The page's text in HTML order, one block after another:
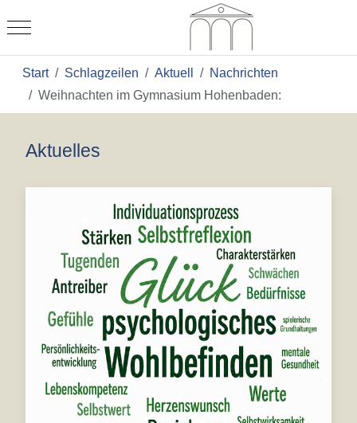
Mobile Menu Toggle
Start Schlagzeilen Aktuell
Nachrichten
Weihnachten im Gymnasium Hohenbaden:
Aktuelles